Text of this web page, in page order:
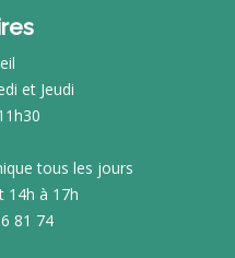
et Jeudi
tous les jours
14h à 17h
81 74